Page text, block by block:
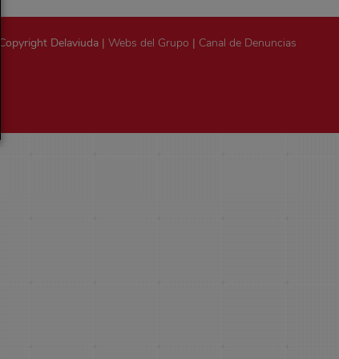
Copyright Delaviuda | Webs del Grupo | Canal de Denuncias